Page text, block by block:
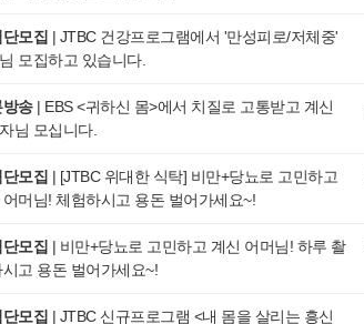
모집 | JTBC 건강프로그램에서 '만성피로/저체중'
모집하고 있습니다.
방송| EBS <귀하신 몸>에서 치질로 고통받고 계신
님 모십니다.
모집 | [JTBC 위대한 식탁] 비만+당뇨로 고민하고
어머님! 체험하시고 용돈 벌어가세요~!
모집 | 비만+당뇨로 고민하고 계신 어머님! 하루 촬
시고 용돈 벌어가세요~!
모집 | JTBC 신규프로그램 <내 몸을 살리는 흥신